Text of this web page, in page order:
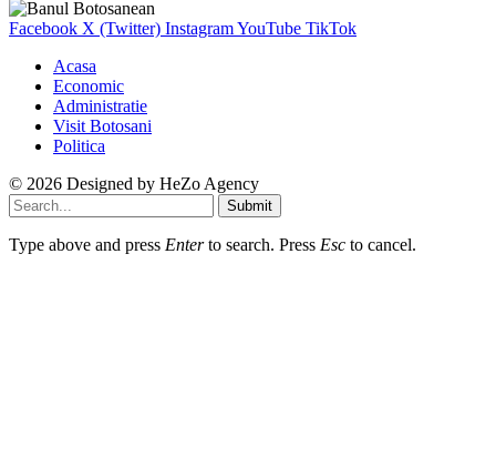
Facebook X (Twitter) InstagramYouTube TikTok
Acasa
Economic
Administratie
Visit Botosani
Politica
© 2026 Designed by HeZo Agency
Submit
Type above and press Enterto search. Press Esc to cancel.